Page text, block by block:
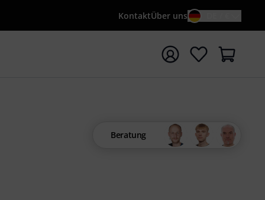
KontaktÜber uns
mit Suchwort {searchTerm} starten
Beratung